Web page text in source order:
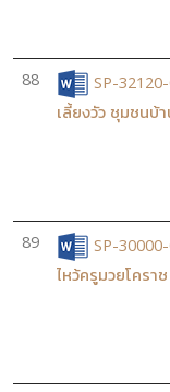
88
SP-
เลี้ยงวัว ชุมชนบ้
89
SP-
ไหว้ครูมวยโคราช